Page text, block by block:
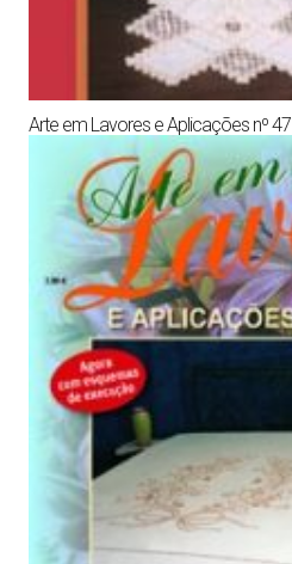
Arte em Lavores e Aplicações nº 47